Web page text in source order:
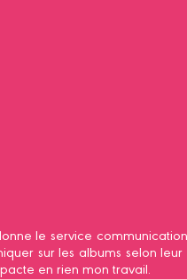
le service
sur les albums selon
en rien mon travail.